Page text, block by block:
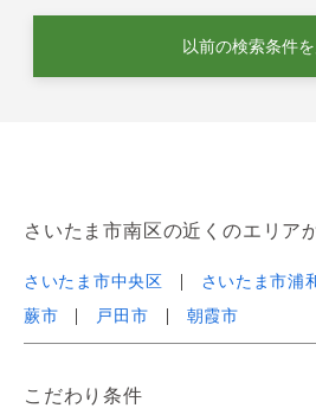
以前の検索条件
さいたま市南区の近くのエリア
さいたま市中央区 さいたま市浦
蕨市
戸田市 朝霞市
こだわり条件